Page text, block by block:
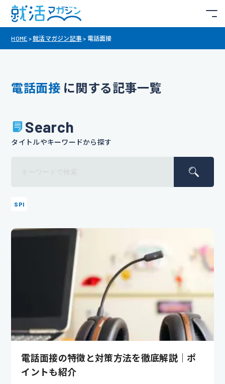
HOME >就活マガジン記事 > 電話面接
電話面接 に関する記事一覧
Search
タイトルやキーワードから探す
SPI
電話面接の特徴と対策方法を徹底解説｜ポ
イントも紹介